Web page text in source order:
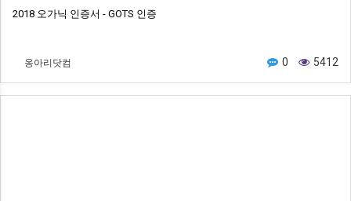
2018 오가닉 인증서 - GOTS 인증
옹아리닷컴 0 5412